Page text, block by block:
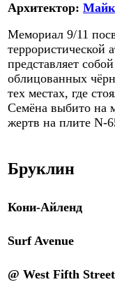
Архитектор:
Мемориал 9/11
террористической
представляет
облицованных
тех местах, где
Семёна выбито на
жертв на плите N-
Бруклин
Кони-Айленд
Surf Avenue
@ West Fifth Street